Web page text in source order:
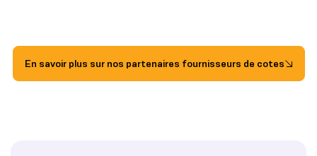
En savoir plus sur nos partenaires fournisseurs de cotes